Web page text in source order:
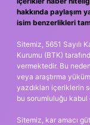
hakkında paylaşım
isim benzerlikleri
Sitemiz, 5651 Sayılı
Kurumu (BTK)
vermektedir. Bu
veya araştırma
yazdıkları içeriklerin
bu sorumluluğu kabul
Sitemiz, kar amacı